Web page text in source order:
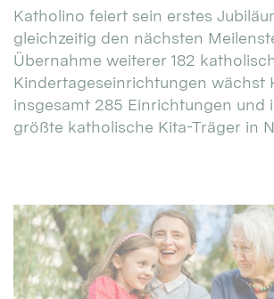
Katholino feiert sein erstes
gleichzeitig den nächsten
Übernahme weiterer 182
Kindertageseinrichtungen wächst
insgesamt 285 Einrichtungen und
größte katholische Kita-Träger in